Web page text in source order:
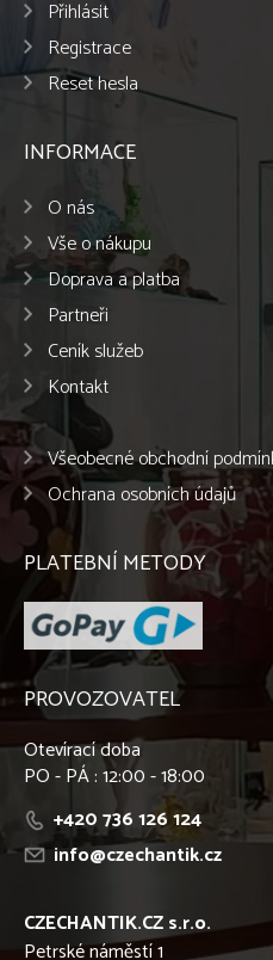
Přihlásit
Registrace
Reset hesla
INFORMACE
O nás
Vše o nákupu
Doprava a platba
Partneři
Ceník služeb
Kontakt
Všeobecné obchodní
Ochrana osobních údajů
PLATEBNÍ METODY
PROVOZOVATEL
Otevírací doba
PO - PÁ : 12:00 - 18:00
+420 736 126 124
info@czechantik.cz
CZECHANTIK.CZ s.r.o.
Petrské náměstí 1